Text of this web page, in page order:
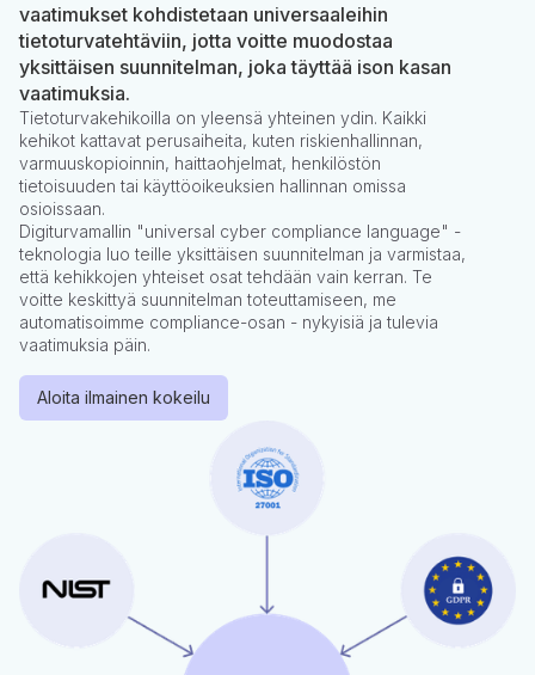
vaatimukset kohdistetaan universaaleihin
tietoturvatehtäviin, jotta voitte muodostaa
yksittäisen suunnitelman, joka täyttää ison kasan
vaatimuksia.
Tietoturvakehikoilla on yleensä yhteinen ydin. Kaikki
kehikot kattavat perusaiheita, kuten riskienhallinnan,
varmuuskopioinnin, haittaohjelmat, henkilöstön
tietoisuuden tai käyttöoikeuksien hallinnan omissa
osioissaan.
Digiturvamallin "universal cyber compliance language" -
teknologia luo teille yksittäisen suunnitelman ja varmistaa,
että kehikkojen yhteiset osat tehdään vain kerran. Te
voitte keskittyä suunnitelman toteuttamiseen, me
automatisoimme compliance-osan - nykyisiä ja tulevia
vaatimuksia päin.
Aloita ilmainen kokeilu